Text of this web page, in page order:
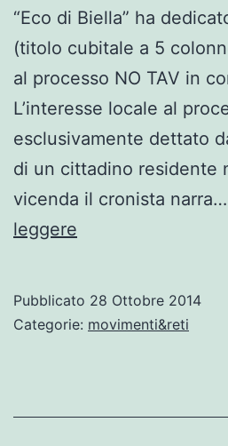
“Eco di Biella” ha
(titolo cubitale a 5
al processo NO TAV in
L’interesse locale al
esclusivamente dettato
di un cittadino residente
vicenda il cronista narra…
leggere
NoTav
Pubblicato 28 Ottobre 2014
Categorie: movimenti&reti